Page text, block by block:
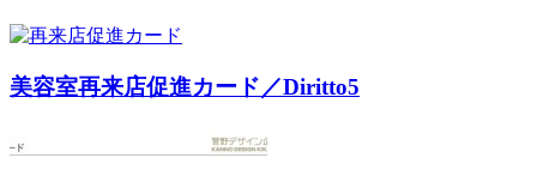
美容室再来店促進カード／Diritto5